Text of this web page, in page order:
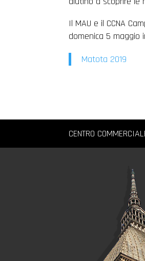
Il MAU e il CCNA
domenica 5 maggio
Matota 2019
CENTRO